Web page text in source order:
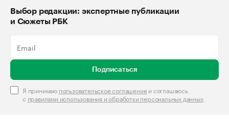
Выбор редакции: экспертные публикации
и Сюжеты РБК
Подписаться
Я принимаю пользовательское соглашениеи соглашаюсь
с правилами использования и обработки персональных данных.